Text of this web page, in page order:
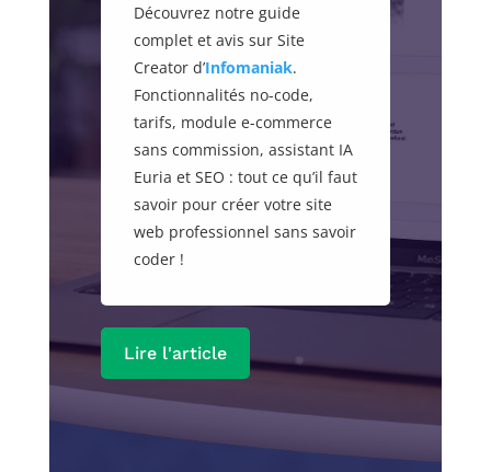
Découvrez notre guide
complet et avis sur Site
Creator d’Infomaniak.
Fonctionnalités no-code,
tarifs, module e-commerce
sans commission, assistant IA
Euria et SEO : tout ce qu’il faut
savoir pour créer votre site
web professionnel sans savoir
coder !
Lire l'article